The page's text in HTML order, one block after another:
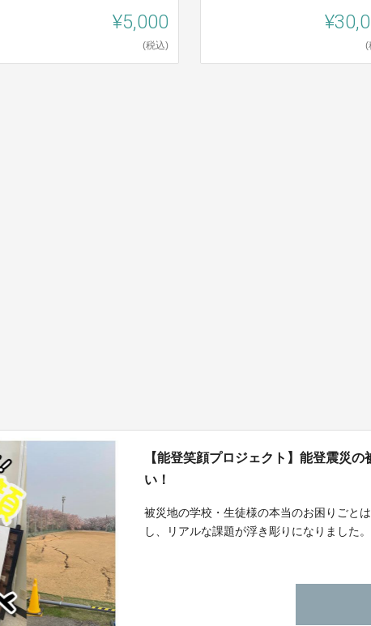
¥5,000
(税込) (
【能登笑顔プロジェクト】能登震災
い！
被災地の学校・生徒様の本当のお困りごと
し、リアルな課題が浮き彫りになりました。